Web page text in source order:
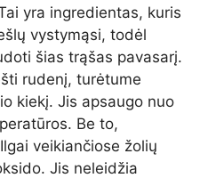
yra ingredientas, kuris
vystymąsi, todėl
šias trąšas pavasarį.
rudenį, turėtume
kiekį. Jis apsaugo nuo
Be to,
veikiančiose žolių
Jis neleidžia